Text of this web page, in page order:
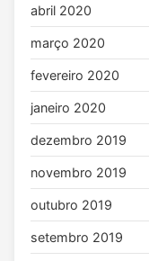
abril 2020
março 2020
fevereiro 2020
janeiro 2020
dezembro 2019
novembro 2019
outubro 2019
setembro 2019